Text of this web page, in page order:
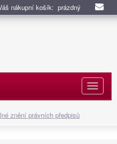
nákupní košík: prázdný
znění právních předpisů